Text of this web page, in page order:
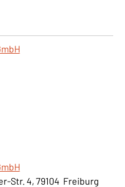
Str. 4, 79104 Freiburg